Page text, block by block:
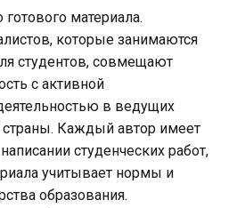
материала.
которые занимаются
студентов, совмещают
с активной
в ведущих
Каждый автор имеет
студенческих работ,
учитывает нормы и
образования.